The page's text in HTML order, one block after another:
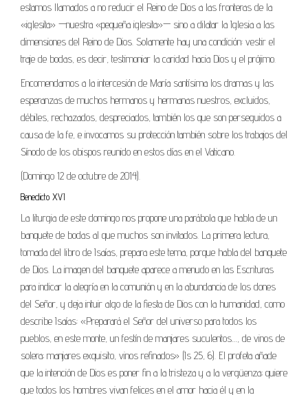
estamos llamados a no reducir el Reino de Dios a las fronteras de la
«iglesita» —nuestra «pequeña iglesita»— sino a dilatar la Iglesia a las
dimensiones del Reino de Dios. Solamente hay una condición: vestir el
traje de bodas, es decir, testimoniar la caridad hacia Dios y el prójimo.
Encomendamos a la intercesión de María santísima los dramas y las
esperanzas de muchos hermanos y hermanas nuestros, excluidos,
débiles, rechazados, despreciados, también los que son perseguidos a
causa de la fe, e invocamos su protección también sobre los trabajos del
Sínodo de los obispos reunido en estos días en el Vaticano.
(Domingo 12 de octubre de 2014).
Benedicto XVI
La liturgia de este domingo nos propone una parábola que habla de un
banquete de bodas al que muchos son invitados. La primera lectura,
tomada del libro de Isaías, prepara este tema, porque habla del banquete
de Dios. La imagen del banquete aparece a menudo en las Escrituras
para indicar la alegría en la comunión y en la abundancia de los dones
del Señor, y deja intuir algo de la fiesta de Dios con la humanidad, como
describe Isaías: «Preparará el Señor del universo para todos los
pueblos, en este monte, un festín de manjares suculentos…, de vinos de
solera; manjares exquisito, vinos refinados» (Is 25, 6). El profeta añade
que la intención de Dios es poner fin a la tristeza y a la vergüenza; quiere
que todos los hombres vivan felices en el amor hacia él y en la